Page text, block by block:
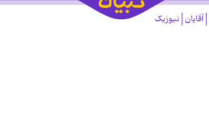
آقایان نیوزیک